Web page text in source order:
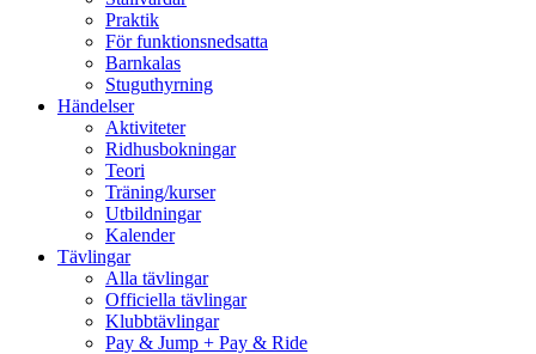
Praktik
För funktionsnedsatta
Barnkalas
Stuguthyrning
Händelser
Aktiviteter
Ridhusbokningar
Teori
Träning/kurser
Utbildningar
Kalender
Tävlingar
Alla tävlingar
Officiella tävlingar
Klubbtävlingar
Pay & Jump + Pay & Ride